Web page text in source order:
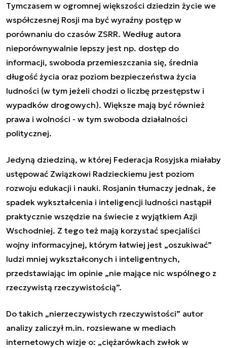
Tymczasem w ogromnej większości dziedzin życie we
współczesnej Rosji ma być wyraźny postęp w
porównaniu do czasów ZSRR. Według autora
nieporównywalnie lepszy jest np. dostęp do
informacji, swoboda przemieszczania się, średnia
długość życia oraz poziom bezpieczeństwa życia
ludności (w tym jeżeli chodzi o liczbę przestępstw i
wypadków drogowych). Większe mają być również
prawa i wolności - w tym swoboda działalności
politycznej.
Jedyną dziedziną, w której Federacja Rosyjska miałaby
ustępować Związkowi Radzieckiemu jest poziom
rozwoju edukacji i nauki. Rosjanin tłumaczy jednak, że
spadek wykształcenia i inteligencji ludności nastąpił
praktycznie wszędzie na świecie z wyjątkiem Azji
Wschodniej. Z tego też mają korzystać specjaliści
wojny informacyjnej, którym łatwiej jest „oszukiwać”
ludzi mniej wykształconych i inteligentnych,
przedstawiając im opinie „nie mające nic wspólnego z
rzeczywistą rzeczywistością”.
Do takich „nierzeczywistych rzeczywistości” autor
analizy zaliczył m.in. rozsiewane w mediach
internetowych wizje o: „ciężarówkach zwłok w